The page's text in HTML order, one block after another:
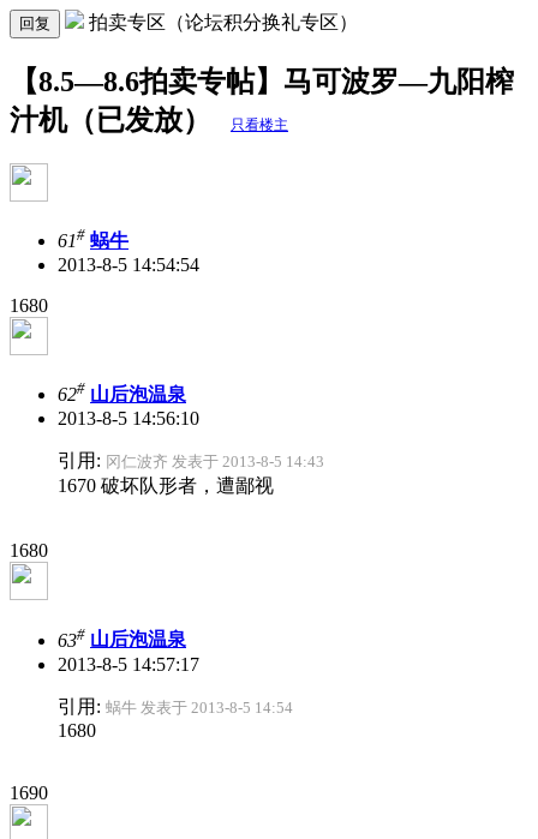
回复 拍卖专区（论坛积分换礼专区）
【8.5—8.6拍卖专帖】马可波罗—九阳榨
汁机（已发放）
只看楼主
61# 蜗牛
2013-8-5 14:54:54
1680
62# 山后泡温泉
2013-8-5 14:56:10
引用: 冈仁波齐 发表于 2013-8-5 14:43
1670 破坏队形者，遭鄙视
1680
63# 山后泡温泉
2013-8-5 14:57:17
引用: 蜗牛 发表于 2013-8-5 14:54
1680
1690